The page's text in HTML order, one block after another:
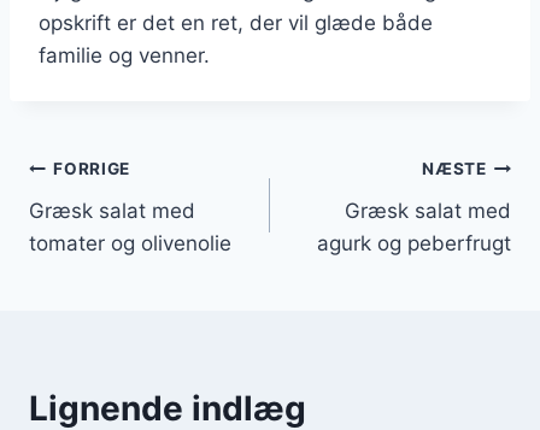
opskrift er det en ret, der vil glæde både
familie og venner.
Indlægsnavigation
FORRIGE
Græsk salat med
tomater og olivenolie
NÆSTE
Græsk salat med
agurk og peberfrugt
Lignende indlæg